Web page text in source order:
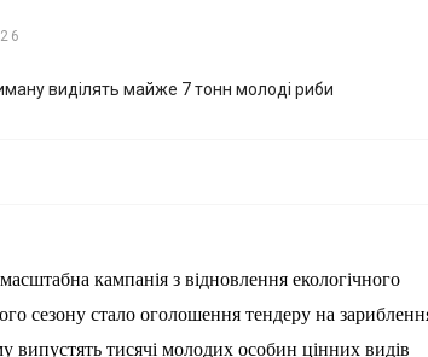
кампанія з відновлення екологічного
сезону стало оголошення тендеру на
випустять тисячі молодих особин цінних видів